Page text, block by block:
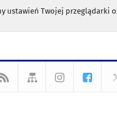
ustawień Twojej przeglądarki